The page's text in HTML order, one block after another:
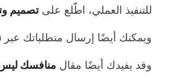
للتنفيذ العملي، اطّلع علىتصميم
ويمكنك أيضًا إرسال متطلباتك عبر
وقد يفيدك أيضًا مقال منافسك